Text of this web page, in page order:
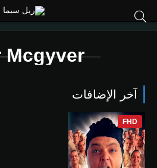
Mcgyver
آخر الإضافات
FHD